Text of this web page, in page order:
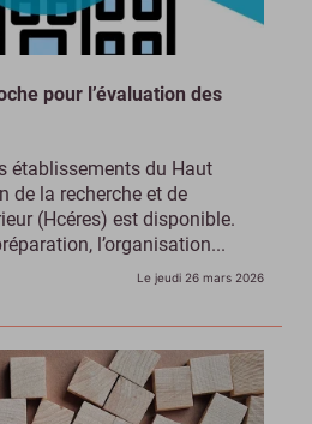
pour l’évaluation des
établissements du Haut
de la recherche et de
(Hcéres) est disponible.
l’organisation...
Le jeudi 26 mars 2026